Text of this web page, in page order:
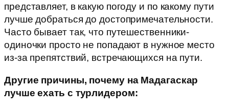
представляет, в какую погоду и по какому пути
лучше добраться до достопримечательности.
Часто бывает так, что путешественники-
одиночки просто не попадают в нужное место
из-за препятствий, встречающихся на пути.
Другие причины, почему на Мадагаскар
лучше ехать с турлидером: